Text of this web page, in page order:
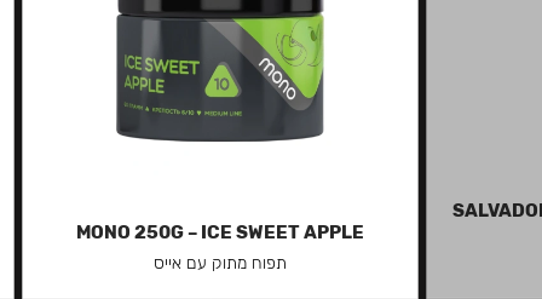
MONO 250G – ICE SWEET APPLE
תפוח מתוק עם אייס